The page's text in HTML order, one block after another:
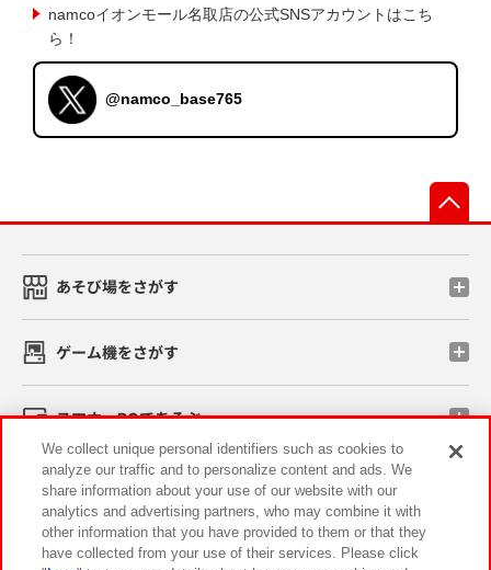
namcoイオンモール名取店の公式SNSアカウントはこち
ら！
@namco_base765
あそび場をさがす
ゲーム機をさがす
スマホ・PCであそぶ
イベント・キャンペーン
We collect unique personal identifiers such as cookies to
analyze our traffic and to personalize content and ads. We
share information about your use of our website with our
analytics and advertising partners, who may combine it with
other information that you have provided to them or that they
have collected from your use of their services. Please click